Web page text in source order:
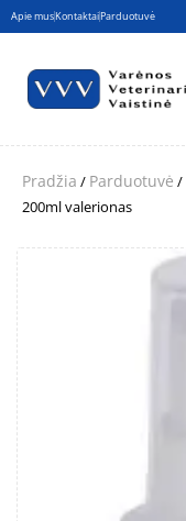
Apie musKontaktaiParduotuvė
Pradžia / Parduotuvė /
200ml valerionas